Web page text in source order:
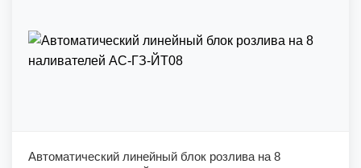
Автоматический линейный блок розлива на 8